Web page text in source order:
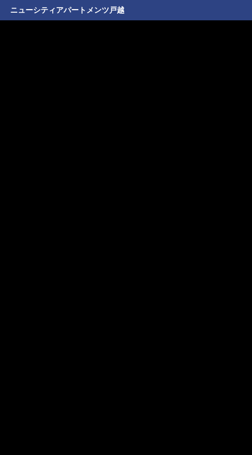
ニューシティアパートメンツ戸越